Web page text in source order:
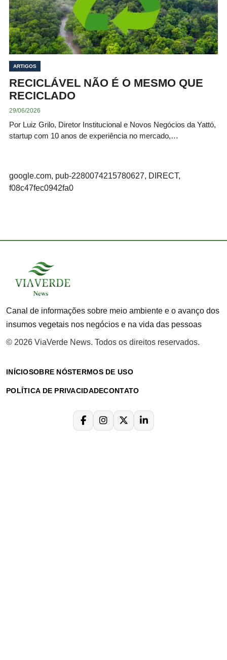
ARTIGOS
RECICLÁVEL NÃO É O MESMO QUE
RECICLADO
29/06/2026
Por Luiz Grilo, Diretor Institucional e Novos Negócios da Yattó,
startup com 10 anos de experiência no mercado,…
google.com, pub-2280074215780627, DIRECT,
f08c47fec0942fa0
Canal de informações sobre meio ambiente e o avanço dos
insumos vegetais nos negócios e na vida das pessoas
© 2026 ViaVerde News. Todos os direitos reservados.
INÍCIOSOBRE NÓSTERMOS DE USO
POLÍTICA DE PRIVACIDADECONTATO